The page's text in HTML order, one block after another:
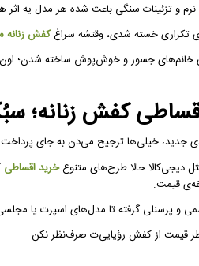
نرم و تزئینات سنگی باعث شده هر مدل یه اثر
تکراری خسته شدی، وقتشه سراغکفش زنانه
خانم‌های جسور و خوش‌پوش ساخته شدن؛
کفش زنانه؛
جدید، خیلی‌ها ترجیح می‌دن به جای
دیجی‌کالا حالا طرح‌های متنوعخرید اقساطی
قیمت.
و پرسنلی گرفته تا مدل‌های اسپرت یا
قیمت از کفش رؤیایی‌ت صرف‌نظر نکن.